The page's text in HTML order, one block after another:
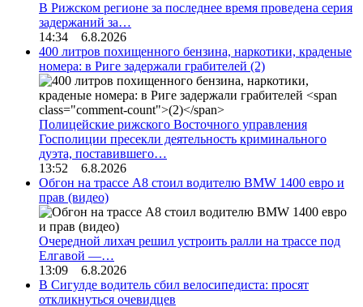
В Рижском регионе за последнее время проведена серия
задержаний за…
14:34 6.8.2026
400 литров похищенного бензина, наркотики, краденые
номера: в Риге задержали грабителей (2)
Полицейские рижского Восточного управления
Госполиции пресекли деятельность криминального
дуэта, поставившего…
13:52 6.8.2026
Обгон на трассе А8 стоил водителю BMW 1400 евро и
прав (видео)
Очередной лихач решил устроить ралли на трассе под
Елгавой —…
13:09 6.8.2026
В Сигулде водитель сбил велосипедиста: просят
откликнуться очевидцев